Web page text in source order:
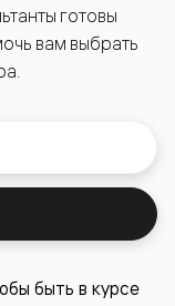
готовы
вам выбрать
быть в курсе